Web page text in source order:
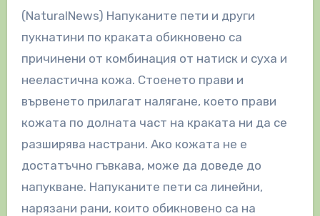
(NaturalNews) Напуканите пети и други
пукнатини по краката обикновено са
причинени от комбинация от натиск и суха и
нееластична кожа. Стоенето прави и
вървенето прилагат налягане, което прави
кожата по долната част на краката ни да се
разширява настрани. Ако кожата не е
достатъчно гъвкава, може да доведе до
напукване. Напуканите пети са линейни,
нарязани рани, които обикновено са на